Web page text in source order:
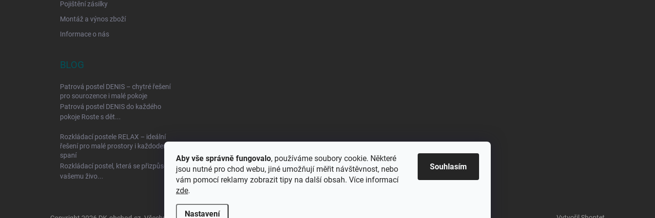
Aby vše správně fungovalo, používáme soubory cookie. Některé
jsou nutné pro chod webu, jiné umožňují měřit návštěvnost, nebo
vám pomocí reklamy zobrazit tipy na další obsah. Více informací
zde.
Nastavení
Souhlasím
Pojištění zásilky
Montáž a výnos zboží
Informace o nás
BLOG
Patrová postel DENIS – chytré řešení
pro sourozence i malé pokoje
Patrová postel DENIS do každého
pokoje Roste s dět...
Rozkládací postele RELAX – ideální
řešení pro malé prostory i každodenní
spaní
Rozkládací postel, která se přizpůsobí
vašemu živo...